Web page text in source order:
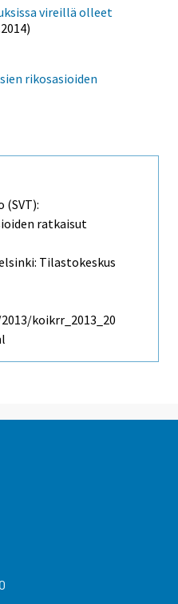
vireillä olleet
rikosasioiden
ratkaisut
Tilastokeskus
koikrr_2013_20